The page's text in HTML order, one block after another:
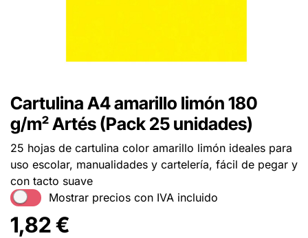
Cartulina A4 amarillo limón 180
g/m² Artés (Pack 25 unidades)
25 hojas de cartulina color amarillo limón ideales para
uso escolar, manualidades y cartelería, fácil de pegar y
con tacto suave
Mostrar precios con IVA incluido
1,82€